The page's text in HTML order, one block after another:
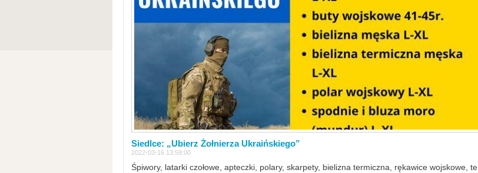
Siedlce: „Ubierz Żołnierza Ukraińskiego”
2022-03-16 13:59:00
Śpiwory, latarki czołowe, apteczki, polary, skarpety, bielizna termiczna, rękawice wojskowe, te